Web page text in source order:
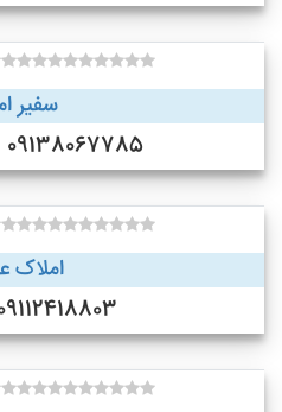
سفیر
09138067785 (خمینی‌شهر )
املاک
09112418803